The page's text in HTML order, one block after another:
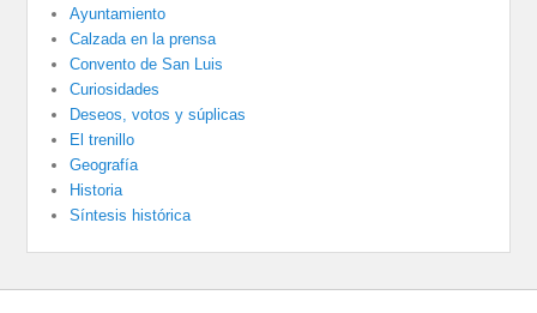
Ayuntamiento
Calzada en la prensa
Convento de San Luis
Curiosidades
Deseos, votos y súplicas
El trenillo
Geografía
Historia
Síntesis histórica